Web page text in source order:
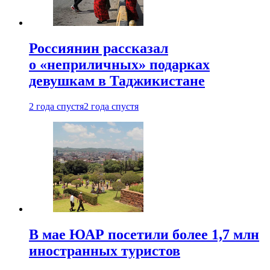
Россиянин рассказал
о «неприличных» подарках
девушкам в Таджикистане
2 года спустя2 года спустя
В мае ЮАР посетили более 1,7 млн
иностранных туристов